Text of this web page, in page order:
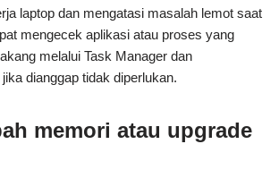
laptop dan mengatasi masalah lemot saat
mengecek aplikasi atau proses yang
melalui Task Manager dan
dianggap tidak diperlukan.
memori atau upgrade